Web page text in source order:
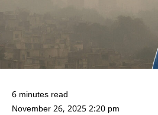
6 minutes read
November 26, 2025 2:20 pm